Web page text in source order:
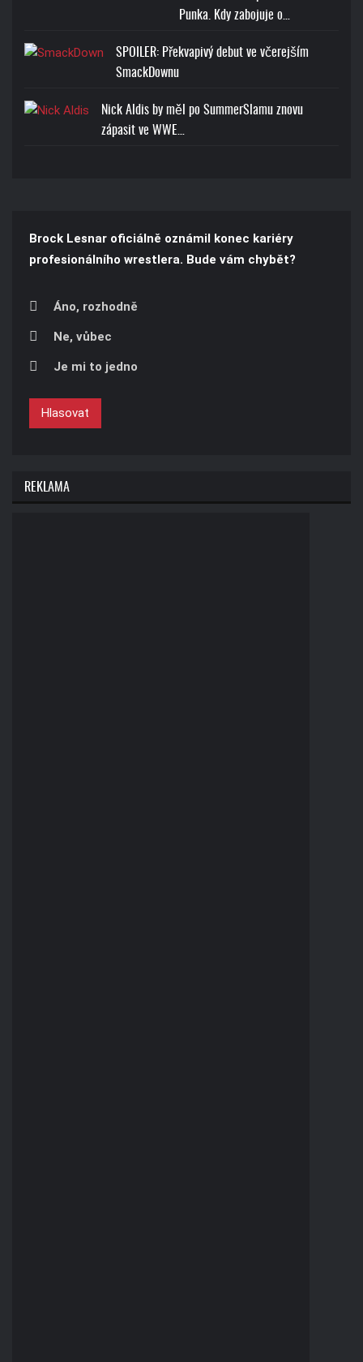
Punka. Kdy zabojuje o…
SPOILER: Překvapivý debut ve včerejším
SmackDownu
Nick Aldis by měl po SummerSlamu znovu
zápasit ve WWE…
Brock Lesnar oficiálně oznámil konec kariéry
profesionálního wrestlera. Bude vám chybět?
Áno, rozhodně
Ne, vůbec
Je mi to jedno
Hlasovat
REKLAMA